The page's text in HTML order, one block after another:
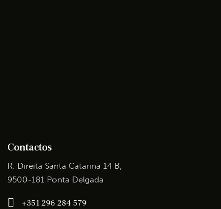
Contactos
R. Direita Santa Catarina 14 B,
9500-181 Ponta Delgada
+351 296 284 579